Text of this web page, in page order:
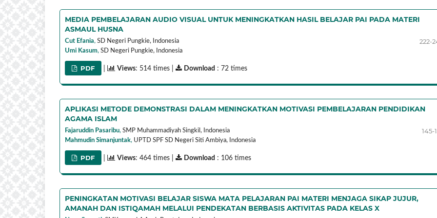
MEDIA PEMBELAJARAN AUDIO VISUAL UNTUK MENINGKATKAN HASIL BELAJAR PAI PADA MATERI
ASMAUL HUSNA
Cut Efania, SD Negeri Pungkie,
Indonesia
Umi Kasum, SD Negeri Pungkie, Indonesia
222-
PDF Views: 514 times | Download : 72 times
APLIKASI METODE DEMONSTRASI DALAM MENINGKATKAN MOTIVASI PEMBELAJARAN PENDIDIKAN
AGAMA ISLAM
Fajaruddin Pasaribu, SMP Muhammadiyah Singkil,
Indonesia
Mahmudin Simanjuntak, UPTD SPF SD Negeri Siti Ambiya, Indonesia
145-
PDF Views: 464 times | Download : 106 times
PENINGKATAN MOTIVASI BELAJAR SISWA MATA PELAJARAN PAI MATERI MENJAGA SIKAP JUJUR,
AMANAH DAN ISTIQAMAH MELALUI PENDEKATAN BERBASIS AKTIVITAS PADA KELAS X